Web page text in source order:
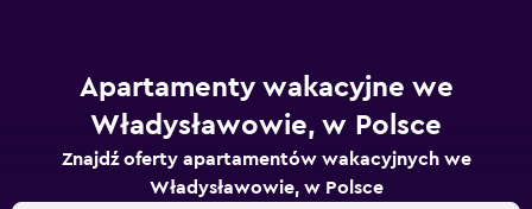
Apartamenty wakacyjne we
Władysławowie, w Polsce
Znajdź oferty apartamentów wakacyjnych we
Władysławowie, w Polsce